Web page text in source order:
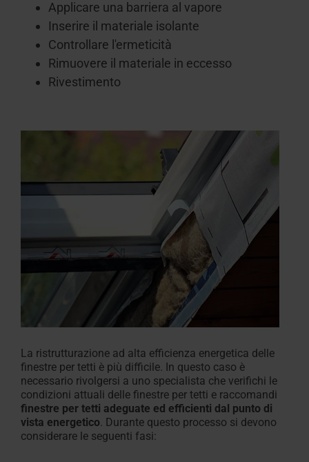
Applicare una barriera al vapore
Inserire il materiale isolante
Controllare l'ermeticità
Rimuovere il materiale in eccesso
Rivestimento
La ristrutturazione ad alta efficienza energetica delle
finestre per tetti è più difficile. In questo caso è
necessario rivolgersi a uno specialista che verifichi le
condizioni attuali delle finestre per tetti e raccomandi
finestre per tetti adeguate ed efficienti dal punto di
vista energetico. Durante questo processo si devono
considerare le seguenti fasi: